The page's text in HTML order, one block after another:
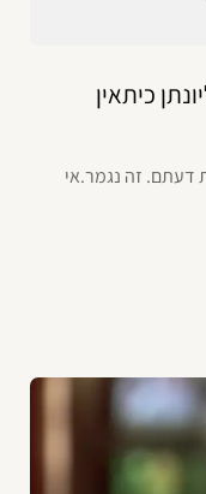
כיתאין
דעתם. זה נגמר.אי